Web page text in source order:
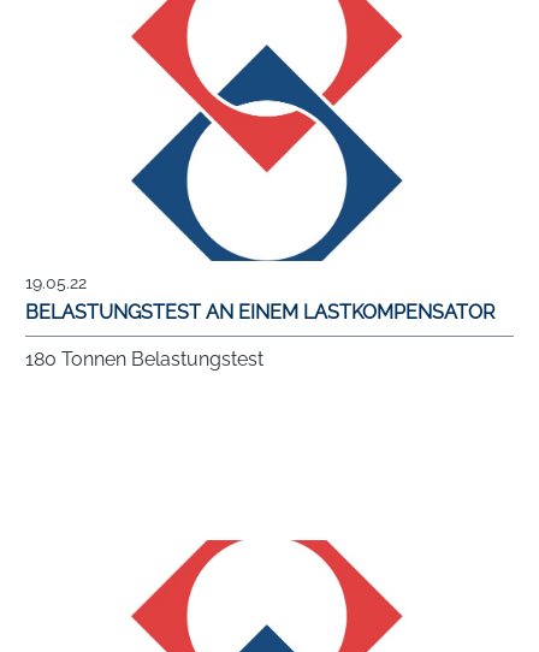
19.05.22
BELASTUNGSTEST AN EINEM LASTKOMPENSATOR
180 Tonnen Belastungstest